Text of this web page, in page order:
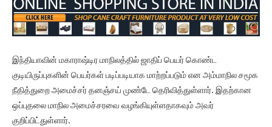
இந்தியாவின் மகாராஷ்டிர மாநிலத்தில் ஜாதிப் பெயர் கொண்ட
குடியிருப்புகளின் பெயர்கள் படிப்படியாக மாற்றப்படும் என அம்மாநில சமூக
நீதித்துறை அமைச்சர் தனஞ்சய் முண்டே தெரிவித்துள்ளார். இதற்கான
ஒப்புதலை மாநில அமைச்சரவை வழங்கியுள்ளதாகவும் அவர்
குறிப்பிட்துள்ளார்.